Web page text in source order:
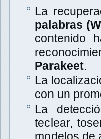
La
palabras
contenido
Parakeet.
La
con un
La
teclear,
modelos de